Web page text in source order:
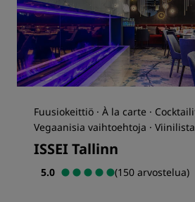
Fuusiokeittiö · À la carte ·
Vegaanisia vaihtoehtoja · Viinilista
ISSEI Tallinn
5.0 (150 arvostelua)